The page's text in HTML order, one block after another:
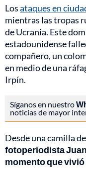
Losataques en
mientras las tropas
de Ucrania. Este
estadounidense
compañero, un
en medio de una
Irpín.
Síganos en nuestro
noticias de mayor
Desde una camilla
fotoperiodista
momento que